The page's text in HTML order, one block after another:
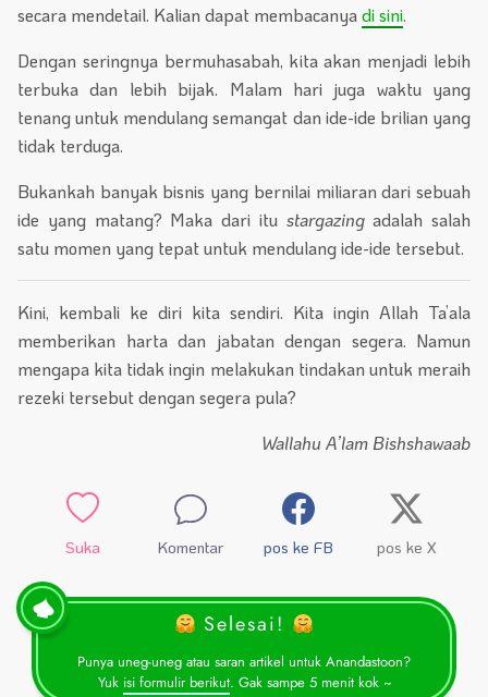
secara mendetail. Kalian dapat membacanyadi sini.
Dengan seringnya bermuhasabah, kita akan menjadi lebih
terbuka dan lebih bijak. Malam hari juga waktu yang
tenang untuk mendulang semangat dan ide-ide brilian yang
tidak terduga.
Bukankah banyak bisnis yang bernilai miliaran dari sebuah
ide yang matang? Maka dari itu stargazingadalah salah
satu momen yang tepat untuk mendulang ide-ide tersebut.
Kini, kembali ke diri kita sendiri. Kita ingin Allah Ta’ala
memberikan harta dan jabatan dengan segera. Namun
mengapa kita tidak ingin melakukan tindakan untuk meraih
rezeki tersebut dengan segera pula?
Wallahu A’lam Bishshawaab
Suka Komentar pos ke FB pos ke X
Selesai!
Punya uneg-uneg atau saran artikel untuk Anandastoon?
Yuk isi formulir berikut. Gak sampe 5 menit kok ~